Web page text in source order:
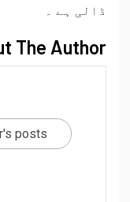
ڈالی ہے ۔
The Author
posts